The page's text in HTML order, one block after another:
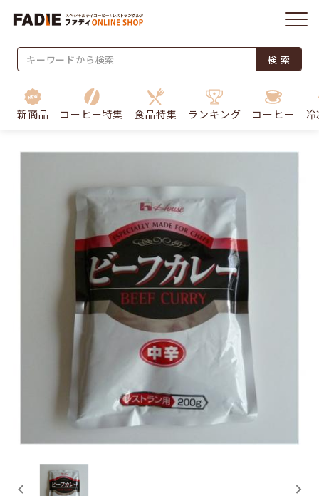
検 索
新商品 コーヒー特集 食品特集 ランキング コーヒー